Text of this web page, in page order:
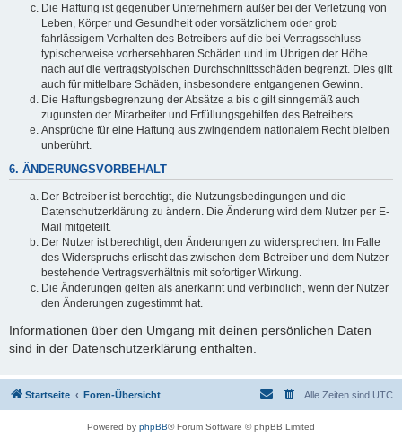
Die Haftung ist gegenüber Unternehmern außer bei der Verletzung von
Leben, Körper und Gesundheit oder vorsätzlichem oder grob
fahrlässigem Verhalten des Betreibers auf die bei Vertragsschluss
typischerweise vorhersehbaren Schäden und im Übrigen der Höhe
nach auf die vertragstypischen Durchschnittsschäden begrenzt. Dies gilt
auch für mittelbare Schäden, insbesondere entgangenen Gewinn.
Die Haftungsbegrenzung der Absätze a bis c gilt sinngemäß auch
zugunsten der Mitarbeiter und Erfüllungsgehilfen des Betreibers.
Ansprüche für eine Haftung aus zwingendem nationalem Recht bleiben
unberührt.
6. ÄNDERUNGSVORBEHALT
Der Betreiber ist berechtigt, die Nutzungsbedingungen und die
Datenschutzerklärung zu ändern. Die Änderung wird dem Nutzer per E-
Mail mitgeteilt.
Der Nutzer ist berechtigt, den Änderungen zu widersprechen. Im Falle
des Widerspruchs erlischt das zwischen dem Betreiber und dem Nutzer
bestehende Vertragsverhältnis mit sofortiger Wirkung.
Die Änderungen gelten als anerkannt und verbindlich, wenn der Nutzer
den Änderungen zugestimmt hat.
Informationen über den Umgang mit deinen persönlichen Daten
sind in der Datenschutzerklärung enthalten.
Startseite Foren-Übersicht Alle Zeiten sind UTC
Powered by phpBB® Forum Software © phpBB Limited